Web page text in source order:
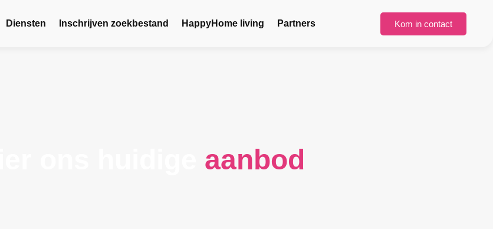
Diensten Inschrijven zoekbestand HappyHome living Partners Kom in contact
aanbod